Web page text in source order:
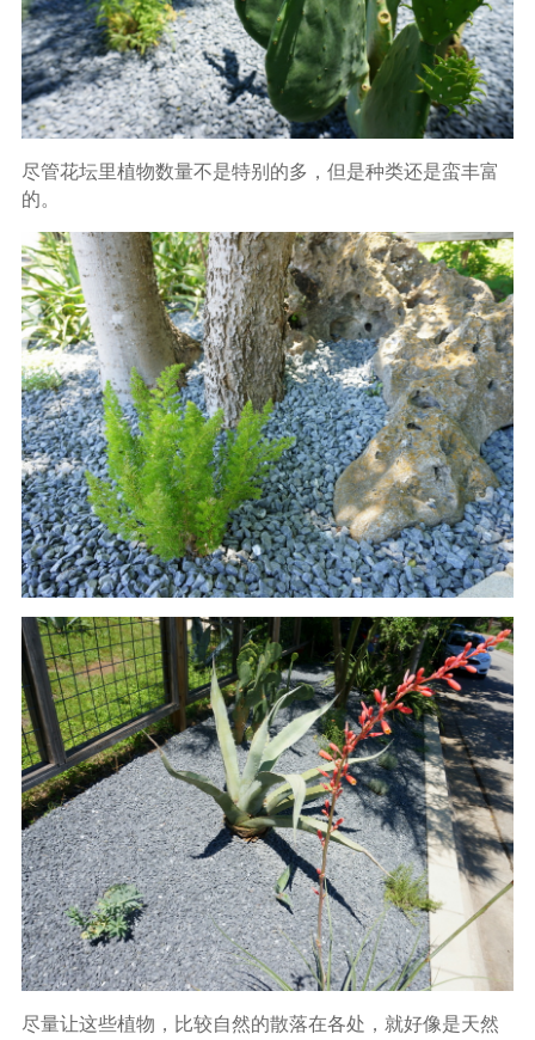
尽管花坛里植物数量不是特别的多，但是种类还是蛮丰富
的。
尽量让这些植物，比较自然的散落在各处，就好像是天然